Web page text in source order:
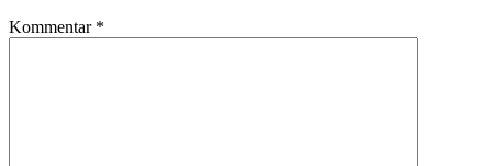
Kommentar *